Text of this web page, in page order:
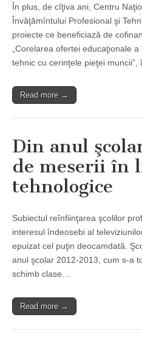
În plus, de cîţiva ani, Centru
Învăţămîntului Profesional şi
proiecte ce beneficiază de
„Corelarea ofertei educaţionale
tehnic cu cerinţele pieţei
Read more →
Din anul
de meserii în
tehnologice
Subiectul reînfiinţarea şcolilor
interesul îndeosebi al
epuizat cel puţin deocamdată.
anul şcolar 2012-2013, cum s-a
schimb clase…
Read more →